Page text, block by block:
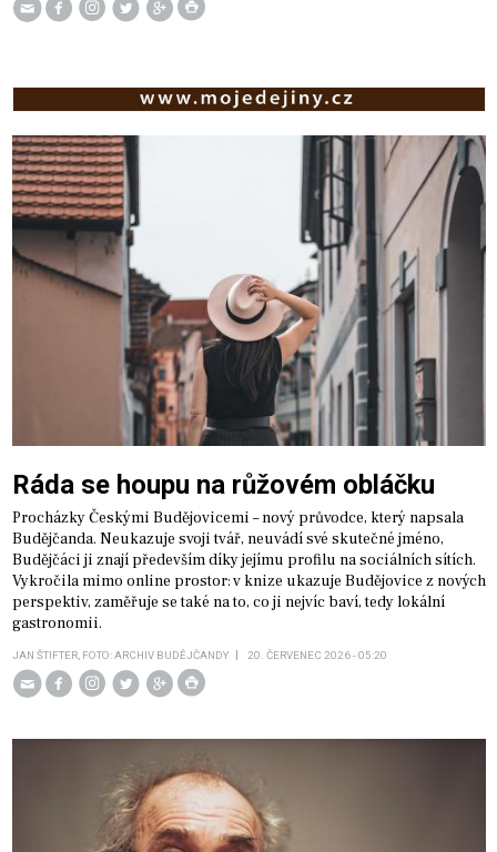
Ráda se houpu na růžovém obláčku
Procházky Českými Budějovicemi – nový průvodce, který napsala
Budějčanda. Neukazuje svoji tvář, neuvádí své skutečné jméno,
Budějčáci ji znají především díky jejímu profilu na sociálních sítích.
Vykročila mimo online prostor: v knize ukazuje Budějovice z nových
perspektiv, zaměřuje se také na to, co ji nejvíc baví, tedy lokální
gastronomii.
JAN ŠTIFTER, FOTO: ARCHIV BUDĚJČANDY 20. ČERVENEC 2026 - 05:20